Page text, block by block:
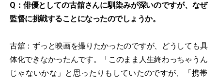
Q：俳優としての古舘さんに馴染みが深いのですが、なぜ
監督に挑戦することになったのでしょうか。
古舘：ずっと映画を撮りたかったのですが、どうしても具
体化できなかったんです。「このまま人生終わっちゃうん
じゃないかな」と思ったりもしていたのですが、「携帯